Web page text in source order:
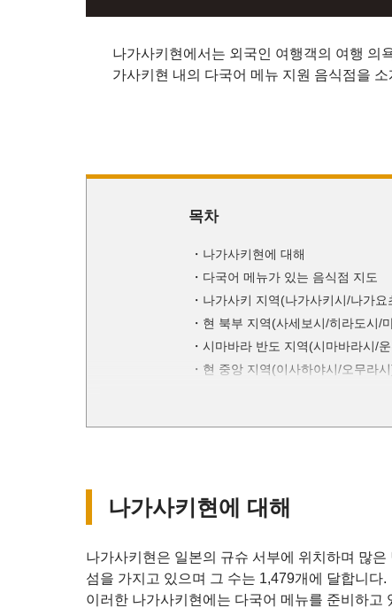
나가사키현에서는 외국인 여행객의 여행 의
가사키현 내의 다국어 메뉴 지원 음식점을
목차
나가사키현에 대해
다국어 메뉴가 있는 음식점 지도
나가사키 지역(나가사키시/나가요
현 북부 지역(사세보시/히라도시/
시마바라 반도 지역(시마바라시/
현 중앙 지역(이사하야시/오무라
나가사키현에 대해
나가사키현은 일본의 규슈 서부에 위치하며 많
섬을 가지고 있으며 그 수는 1,479개에 달합니다.
이러한 나가사키현에는 다국어 메뉴를 준비하고